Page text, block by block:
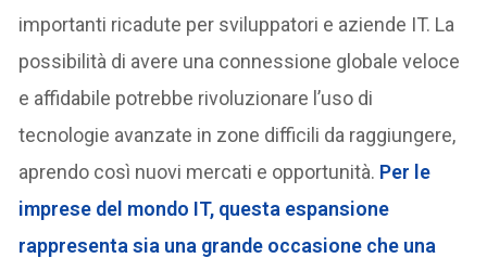
importanti ricadute per sviluppatori e aziende IT. La
possibilità di avere una connessione globale veloce
e affidabile potrebbe rivoluzionare l’uso di
tecnologie avanzate in zone difficili da raggiungere,
aprendo così nuovi mercati e opportunità. Per le
imprese del mondo IT, questa espansione
rappresenta sia una grande occasione che una